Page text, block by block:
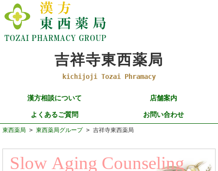
吉祥寺東西薬局
kichijoji Tozai Phramacy
漢方相談について 店舗案内
よくあるご質問 お問い合わせ
東西薬局 > 東西薬局グループ> 吉祥寺東西薬局